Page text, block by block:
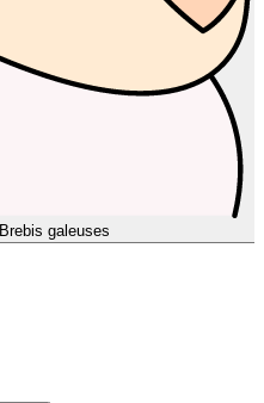
Brebis galeuses